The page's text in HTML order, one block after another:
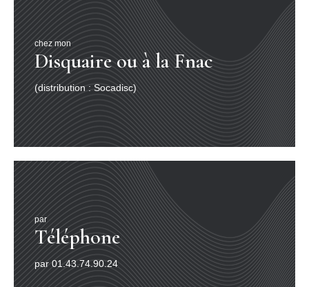
par
Téléphone
par 01.43.74.90.24
chez mon
Disquaire ou à la Fnac
(distribution : Socadisc)